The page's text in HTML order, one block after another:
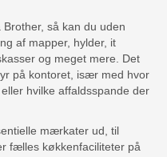
så kan du uden
af mapper, hylder, it
og meget mere. Det
på kontoret, især med hvor
hvilke affaldsspande der
mærkater ud, til
fælles køkkenfaciliteter på